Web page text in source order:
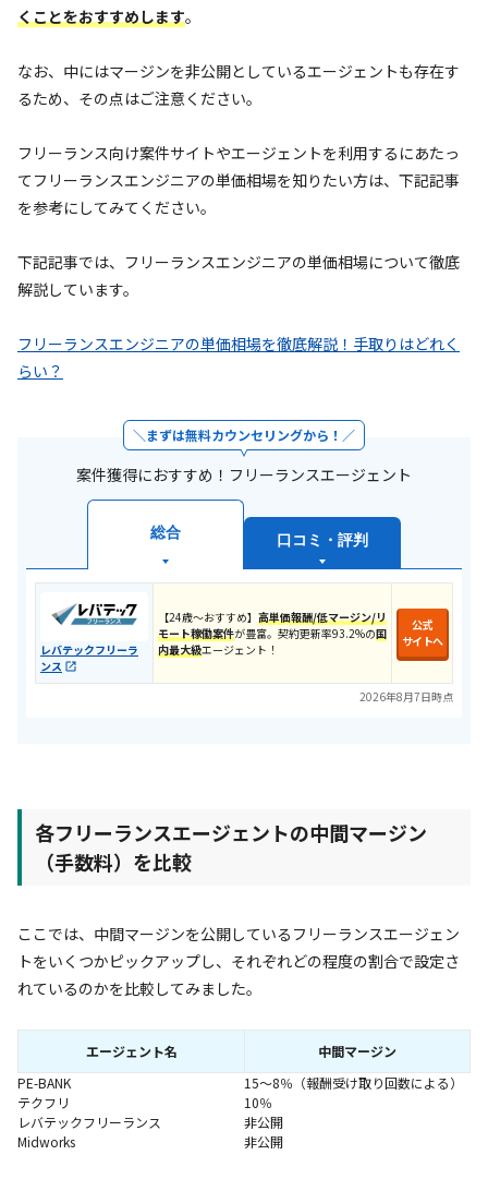
くことをおすすめします。
なお、中にはマージンを非公開としているエージェントも存在す
るため、その点はご注意ください。
フリーランス向け案件サイトやエージェントを利用するにあたっ
てフリーランスエンジニアの単価相場を知りたい方は、下記記事
を参考にしてみてください。
下記記事では、フリーランスエンジニアの単価相場について徹底
解説しています。
フリーランスエンジニアの単価相場を徹底解説！手取りはどれく
らい？
まずは無料カウンセリングから！
案件獲得におすすめ！フリーランスエージェント
総合 口コミ・評判
レバテックフリーラ
ンス
​【24歳〜おすすめ】​ 高単価報酬/低マージン/リ
モート稼働案件が豊富。契約更新率93.2%の国
内最大級エージェント！
公式
サイトへ
2026年8月7日時点
各フリーランスエージェントの中間マージン
（手数料）を比較
ここでは、中間マージンを公開しているフリーランスエージェン
トをいくつかピックアップし、それぞれどの程度の割合で設定さ
れているのかを比較してみました。
エージェント名
中間マージン
PE-BANK
15～8％（報酬受け取り回数による）
テクフリ
10％
レバテックフリーランス
非公開
Midworks
非公開